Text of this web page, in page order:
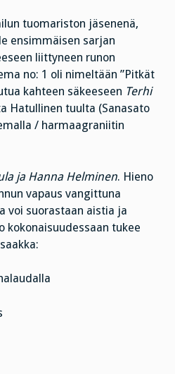
tuomariston jäsenenä,
ensimmäisen sarjan
liittyneen runon
no: 1 oli nimeltään ”Pitkät
kahteen säkeeseen Terhi
Hatullinen tuulta (Sanasato
/ harmaagraniitin
ja Hanna Helminen. Hieno
vapaus vangittuna
voi suorastaan aistia ja
kokonaisuudessaan tukee